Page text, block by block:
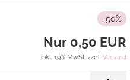
-50%
Nur 0,50 EUR
inkl. 19% MwSt. zzgl. Versand